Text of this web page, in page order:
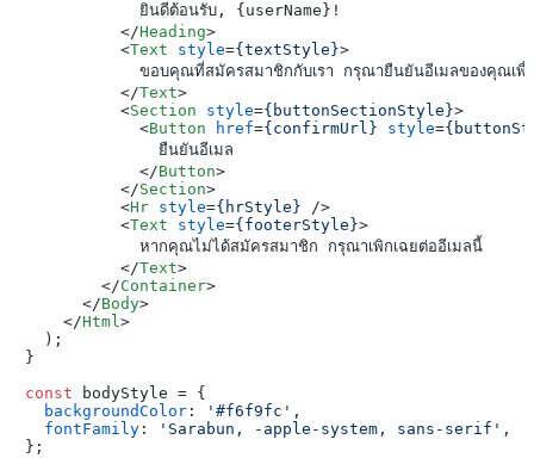
            ยินดีต้อนรับ, {userName}!
</Heading>
<Text style={textStyle}>
ขอบคุณที่สมัครสมาชิกกับเรา กรุณายืนยันอีเมลของคุณเพื่อ
</Text>
<Section style={buttonSectionStyle}>
<Button href={confirmUrl} style=
              ยืนยันอีเมล
</Button>
</Section>
<Hr style={hrStyle} />
<Text style={footerStyle}>
            หากคุณไม่ได้สมัครสมาชิก กรุณาเพิกเฉยต่ออีเมลนี้
</Text>
</Container>
</Body>
</Html>
);
}
const bodyStyle = {
backgroundColor : '#f6f9fc' ,
fontFamily : 'Sarabun, -apple-system, sans-serif' ,
};